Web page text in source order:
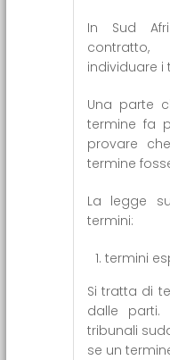
In Sud
individuare i
Una parte
termine fa
provare
termine
La legge
termini:
termini
Si tratta di
dalle
tribunali
se un